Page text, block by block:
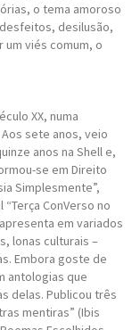
o tema amoroso
desilusão,
viés comum, o
XX, numa
sete anos, veio
anos na Shell e,
se em Direito
Simplesmente”,
ConVerso no
em variados
lonas culturais –
Embora goste de
antologias que
delas. Publicou três
mentiras” (Ibis